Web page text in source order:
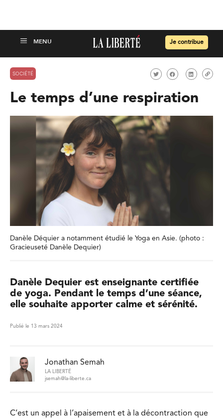
Je contribue
SOCIÉTÉ
Le temps d’une respiration
Danèle Déquier a notamment étudié le Yoga en Asie. (photo :
Gracieuseté Danèle Dequier)
Danèle Dequier est enseignante certifiée
de yoga. Pendant le temps d’une séance,
elle souhaite apporter calme et sérénité.
Publié le 13 mars 2024
Jonathan Semah
LA LIBERTÉ
jsemah@la-liberte.ca
C’est un appel à l’apaisement et à la décontraction que